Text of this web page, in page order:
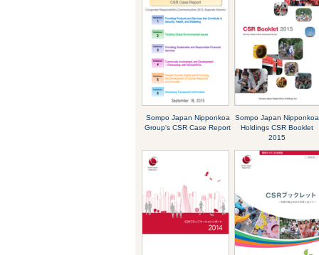
Sompo Japan Nipponkoa
Group's CSR Case Report
Sompo Japan Nipponkoa
Holdings CSR Booklet
2015